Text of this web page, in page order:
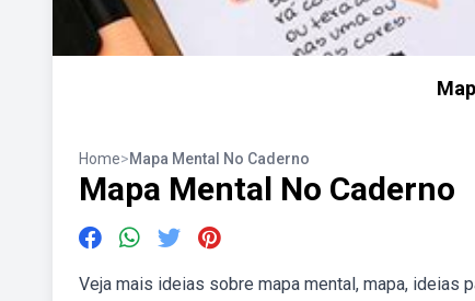
Home>Mapa Mental No Caderno
Mapa Mental No Caderno
Veja mais ideias sobre mapa mental, mapa, ideias